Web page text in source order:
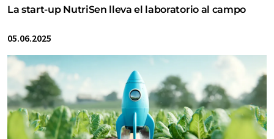
La start-up NutriSen lleva el laboratorio al campo
05.06.2025